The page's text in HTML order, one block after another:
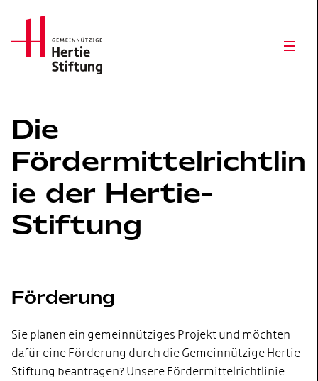
Hertie Stiftung Logo
Die
Fördermittelrichtlin
ie der Hertie-
Stiftung
Förderung
Sie planen ein gemeinnütziges Projekt und möchten
dafür eine Förderung durch die Gemeinnützige Hertie-
Stiftung beantragen? Unsere Fördermittelrichtlinie